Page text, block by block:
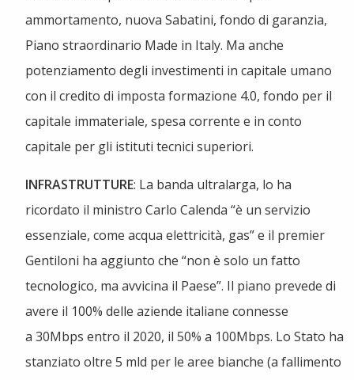
ammortamento, nuova Sabatini, fondo di garanzia,
Piano straordinario Made in Italy. Ma anche
potenziamento degli investimenti in capitale umano
con il credito di imposta formazione 4.0, fondo per il
capitale immateriale, spesa corrente e in conto
capitale per gli istituti tecnici superiori.
INFRASTRUTTURE: La banda ultralarga, lo ha
ricordato il ministro Carlo Calenda “è un servizio
essenziale, come acqua elettricità, gas” e il premier
Gentiloni ha aggiunto che “non è solo un fatto
tecnologico, ma avvicina il Paese”. Il piano prevede di
avere il 100% delle aziende italiane connesse
a 30Mbps entro il 2020, il 50% a 100Mbps. Lo Stato ha
stanziato oltre 5 mld per le aree bianche (a fallimento